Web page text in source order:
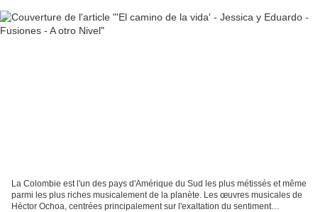
La Colombie est l'un des pays d'Amérique du Sud les plus métissés et même
parmi les plus riches musicalement de la planète. Les œuvres musicales de
Héctor Ochoa, centrées principalement sur l'exaltation du sentiment